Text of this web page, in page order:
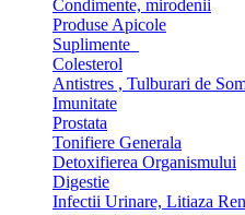
Condimente, mirodenii
Produse Apicole
Suplimente
Colesterol
Antistres , Tulburari de
Imunitate
Prostata
Tonifiere Generala
Detoxifierea Organismului
Digestie
Infectii Urinare, Litiaza